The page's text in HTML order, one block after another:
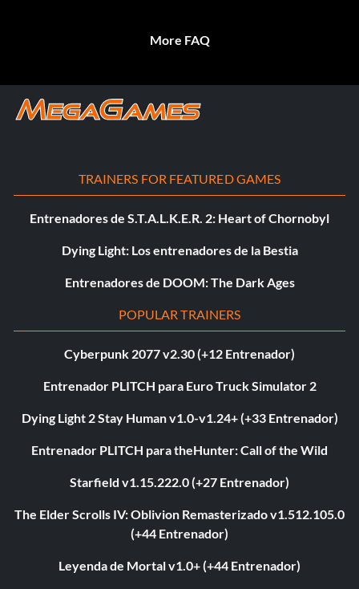
More FAQ
TRAINERS FOR FEATURED GAMES
Entrenadores de S.T.A.L.K.E.R. 2: Heart of Chornobyl
Dying Light: Los entrenadores de la Bestia
Entrenadores de DOOM: The Dark Ages
POPULAR TRAINERS
Cyberpunk 2077 v2.30 (+12 Entrenador)
Entrenador PLITCH para Euro Truck Simulator 2
Dying Light 2 Stay Human v1.0-v1.24+ (+33 Entrenador)
Entrenador PLITCH para theHunter: Call of the Wild
Starfield v1.15.222.0 (+27 Entrenador)
The Elder Scrolls IV: Oblivion Remasterizado v1.512.105.0
(+44 Entrenador)
Leyenda de Mortal v1.0+ (+44 Entrenador)